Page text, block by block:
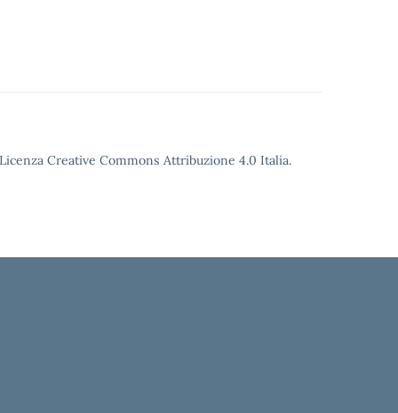
Creative Commons Attribuzione 4.0 Italia.